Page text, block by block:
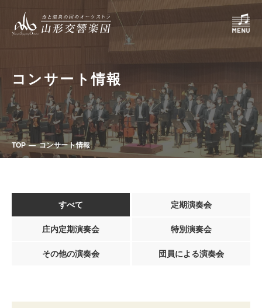
コンサート情報
TOP コンサート情報
すべて 定期演奏会
庄内定期演奏会 特別演奏会
その他の演奏会 団員による演奏会